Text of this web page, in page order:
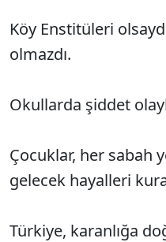
Köy Enstitüleri
olmazdı.
Okullarda şiddet
Çocuklar, her sabah
gelecek hayalleri
Türkiye, karanlığa